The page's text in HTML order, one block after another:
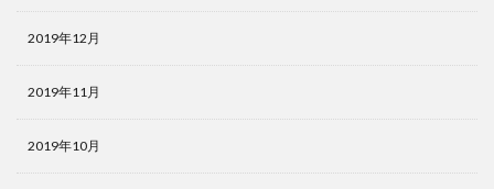
2019年12月
2019年11月
2019年10月